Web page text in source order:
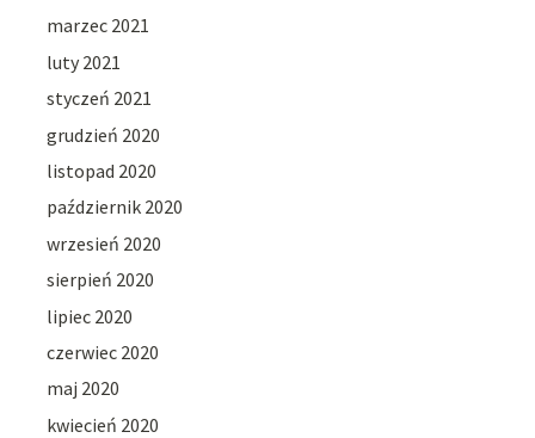
marzec 2021
luty 2021
styczeń 2021
grudzień 2020
listopad 2020
październik 2020
wrzesień 2020
sierpień 2020
lipiec 2020
czerwiec 2020
maj 2020
kwiecień 2020